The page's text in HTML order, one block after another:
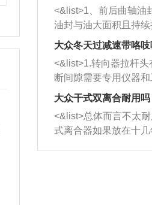
西取出来。但如果是
的堵塞，就需要将三
洗剂对堵塞的情况得到
放在燃油箱中，与燃油
动时，就可以和汽油
室，最后形成废气排出
催化器得到清洗，排
能够得到解决。
一圈半的练习，往右
圈数。 <&list>3、最
习，这样就可以形成肌
驾驶车辆时，不需要
向。
<&list>1、前后曲轴油
油封与油大面积且持
和发动机内持续温度变
逐渐减弱，导致渗油
活塞间隙过大：积碳
的间隙扩大，导致机
造成烧机油。<&list>3
机油粘度过小的话，
象，机油粘度过小具有
大众冬天过减速带咯
<&list>1.转向器拉杆头
断间隙需要专用仪器
无法制作，需要将车
店；<&list>2.车辆半轴
裂，破裂后会出现漏油
损严重，磨损的半轴容
响；<&list>3.稳定器
大众干式双离合耐用吗
<&list>总体而言不太
式离合器如果放在十